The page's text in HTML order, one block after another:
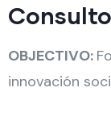
OBJECTIVO:
innovación